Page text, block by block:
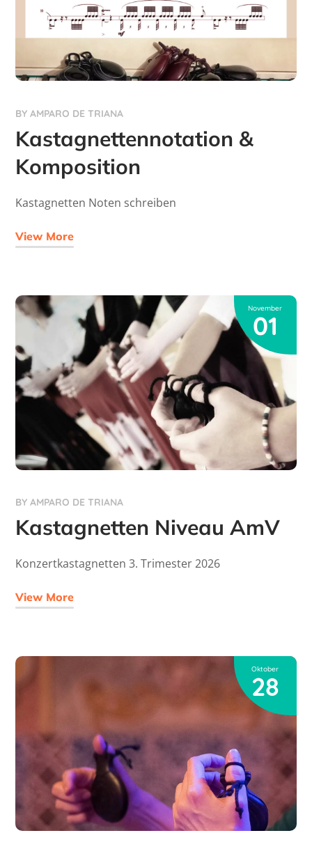
BYAMPARO DE TRIANA
Kastagnettennotation &
Komposition
Kastagnetten Noten schreiben
View More
November
01
BYAMPARO DE TRIANA
Kastagnetten Niveau AmV
Konzertkastagnetten 3. Trimester 2026
View More
Oktober
28